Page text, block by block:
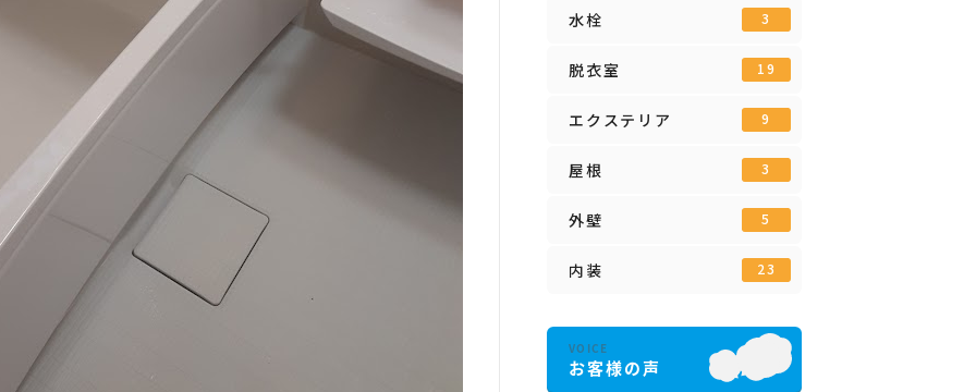
水栓 3
脱衣室 19
エクステリア 9
屋根 3
外壁 5
内装 23